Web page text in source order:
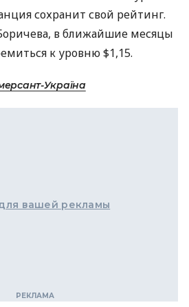
сохранит свой рейтинг.
в ближайшие месяцы
к уровню $1,15.
Україна
вашей рекламы